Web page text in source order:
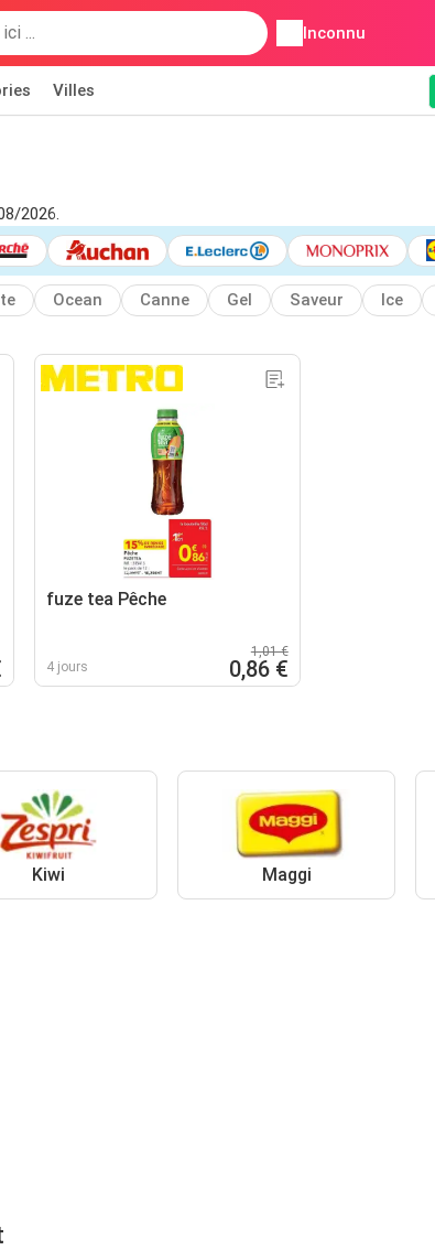
Inconnu
Villes
2026.
Ocean Canne Gel Saveur Ice
fuze tea Pêche
4 jours
1,01 €
0,86 €
Kiwi Maggi